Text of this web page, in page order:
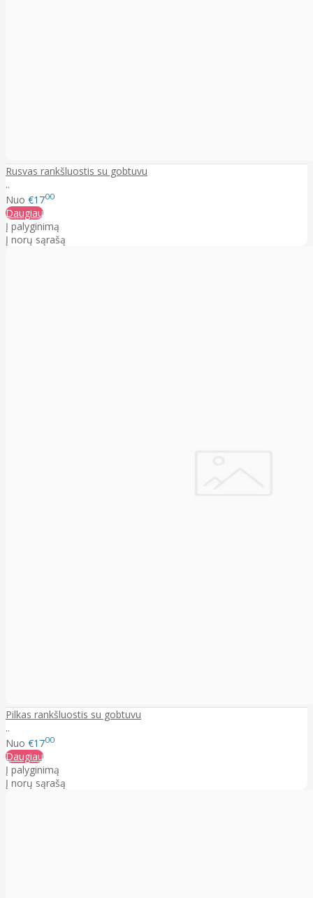
Rusvas rankšluostis su gobtuvu
..
Nuo €1700
Daugiau
Į palyginimą
Į norų sąrašą
Pilkas rankšluostis su gobtuvu
..
Nuo €1700
Daugiau
Į palyginimą
Į norų sąrašą